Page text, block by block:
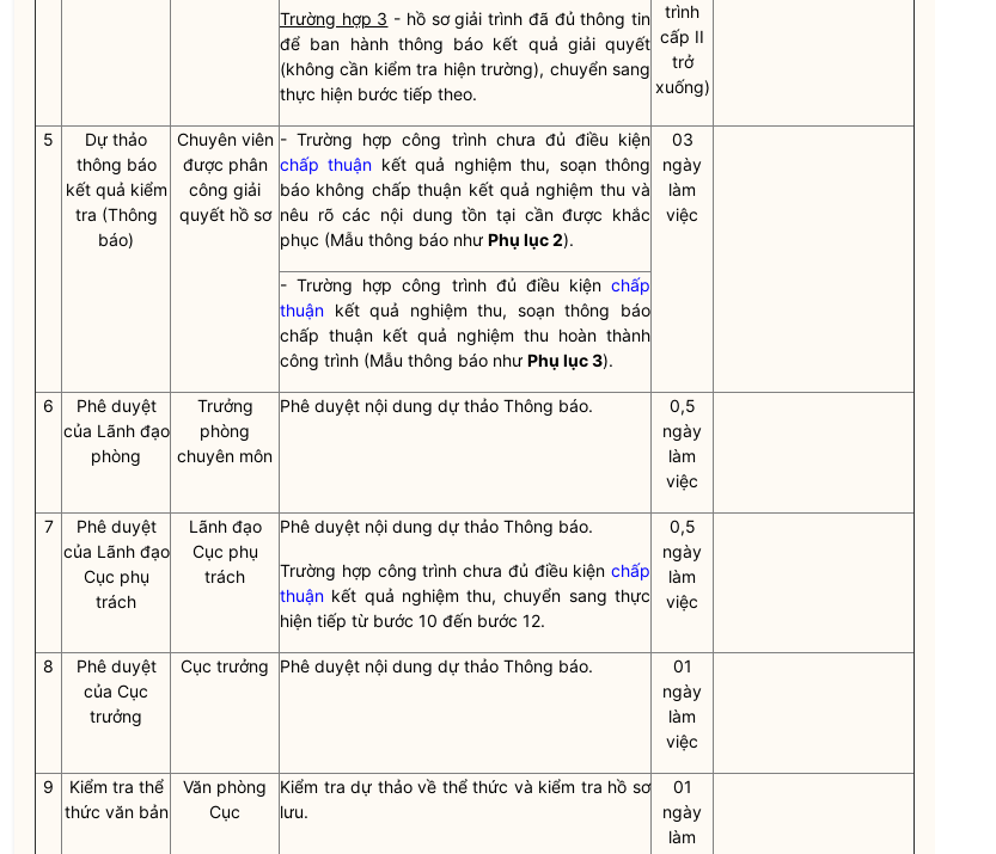
Trường hợp 3 - hồ sơ giải trình đã đủ thông tin
để ban hành thông báo kết quả giải quyết
(không cần kiểm tra hiện trường), chuyển sang
thực hiện bước tiếp theo.
trình
cấp II
trở
xuống)
5
Dự thảo
thông báo
kết quả kiểm
tra (Thông
báo)
Chuyên viên
được phân
công giải
quyết hồ sơ
- Trường hợp công trình chưa đủ điều kiện
chấp thuận kết quả nghiệm thu, soạn thông
báo không chấp thuận kết quả nghiệm thu và
nêu rõ các nội dung tồn tại cần được khắc
phục (Mẫu thông báo như Phụ lục 2).
03
ngày
làm
việc
- Trường hợp công trình đủ điều kiện chấp
thuận kết quả nghiệm thu, soạn thông báo
chấp thuận kết quả nghiệm thu hoàn thành
công trình (Mẫu thông báo như Phụ lục 3).
6
Phê duyệt
của Lãnh đạo
phòng
Trưởng
phòng
chuyên môn
Phê duyệt nội dung dự thảo Thông báo.
0,5
ngày
làm
việc
7
Phê duyệt
của Lãnh đạo
Cục phụ
trách
Lãnh đạo
Cục phụ
trách
Phê duyệt nội dung dự thảo Thông báo.
Trường hợp công trình chưa đủ điều kiện chấp
thuận kết quả nghiệm thu, chuyển sang thực
hiện tiếp từ bước 10 đến bước 12.
0,5
ngày
làm
việc
8
Phê duyệt
của Cục
trưởng
Cục trưởng Phê duyệt nội dung dự thảo Thông báo.
01
ngày
làm
việc
9
Kiểm tra thể
thức văn bản
Văn phòng
Cục
Kiểm tra dự thảo về thể thức và kiểm tra hồ sơ
lưu.
01
ngày
làm